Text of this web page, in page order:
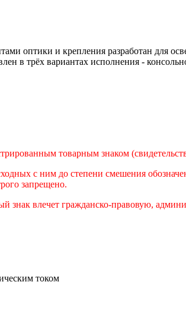
оптики и крепления разработан для
в трёх вариантах исполнения -
товарным знаком
с ним до степени смешения
запрещено.
знак влечет гражданско-правовую,